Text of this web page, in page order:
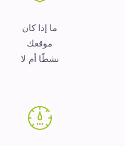
ما إذا كان
موقعك
نشطًا أم لا